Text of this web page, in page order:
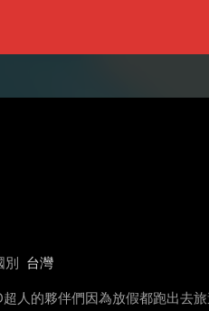
別 台灣
人的夥伴們因為放假都跑出